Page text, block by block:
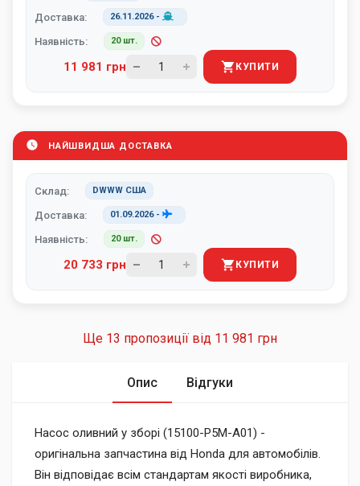
Доставка: 26.11.2026-
Наявність: 20 шт.
11 981 грн КУПИТИ
НАЙШВИДША ДОСТАВКА
Склад: DWWW США
Доставка: 01.09.2026-
Наявність: 20 шт.
20 733 грн КУПИТИ
Ще 13 пропозиції від 11 981 грн
Опис Відгуки
Насос оливний у зборі (15100-P5M-A01) -
оригінальна запчастина від Honda для автомобілів.
Він відповідає всім стандартам якості виробника,